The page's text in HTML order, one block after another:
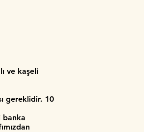
ve kaşeli
gereklidir. 10
banka